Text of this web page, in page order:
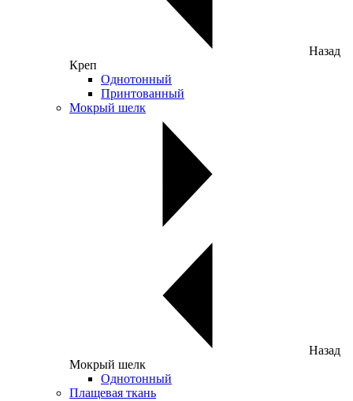
Назад
Креп
Однотонный
Принтованный
Мокрый шелк
Назад
Мокрый шелк
Однотонный
Плащевая ткань